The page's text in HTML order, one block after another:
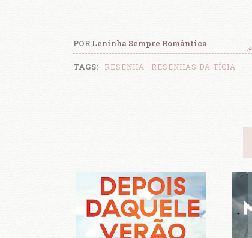
POR Leninha Sempre Romântica
TAGS: RESENHA RESENHAS DA TÍCIA